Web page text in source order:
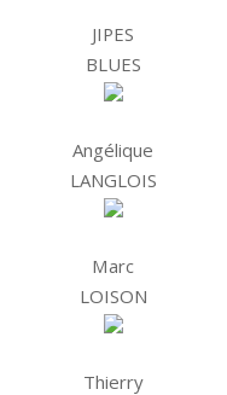
JIPES
BLUES
Angélique
LANGLOIS
Marc
LOISON
Thierry